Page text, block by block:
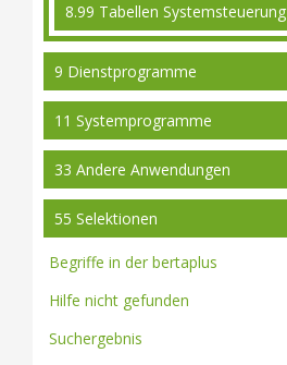
8.99 Tabellen Systemsteuerung
9 Dienstprogramme
11 Systemprogramme
33 Andere Anwendungen
55 Selektionen
Begriffe in der bertaplus
Hilfe nicht gefunden
Suchergebnis